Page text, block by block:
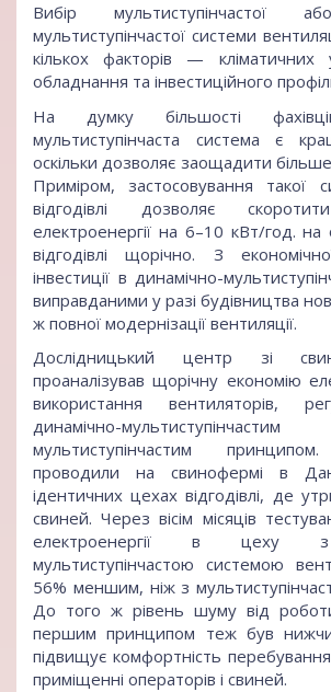
Вибір мультиступінчастої
мультиступінчастої системи
кількох факторів — кліматичних
обладнання та інвестиційного
На думку більшості
мультиступінчаста система є
оскільки дозволяє заощадити більше
Приміром, застосовування такої
відгодівлі дозволяє
електроенергії на 6–10 кВт/год.
відгодівлі щорічно. З
інвестиції в динамічно-
виправданими у разі будівництва
ж повної модернізації вентиляції.
Дослідницький центр зі
проаналізував щорічну економію
використання вентиляторів,
динамічно-
мультиступінчастим
проводили на свинофермі в
ідентичних цехах відгодівлі, де
свиней. Через вісім місяців
електроенергії в цеху з
мультиступінчастою системою
56% меншим, ніж з
До того ж рівень шуму від
першим принципом теж був
підвищує комфортність
приміщенні операторів і свиней.